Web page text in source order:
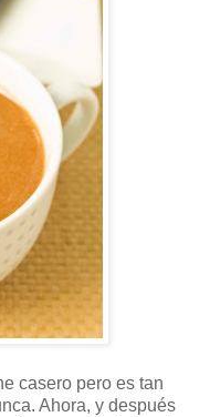
casero pero es tan
Ahora, y después